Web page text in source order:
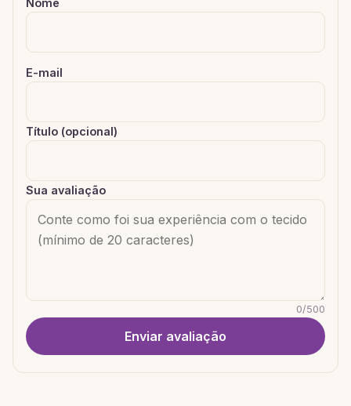
E-mail
Título (opcional)
Sua avaliação
0/500
Enviar avaliação